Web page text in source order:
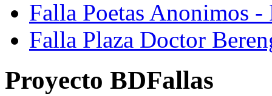
Falla Poetas Anonimos
Falla Plaza Doctor
Proyecto BDFallas